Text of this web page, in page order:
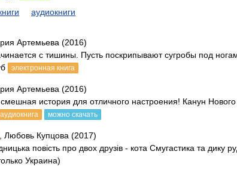
аудиокниги
Артемьева (2016)
с тишины. Пусть поскрипывают сугробы под
электронная книга
Артемьева (2016)
история для отличного настроения! Канун
аудиокнига можно скачать
, Любовь Купцова (2017)
повість про двох друзів - кота Смугастика та дику
Украина)